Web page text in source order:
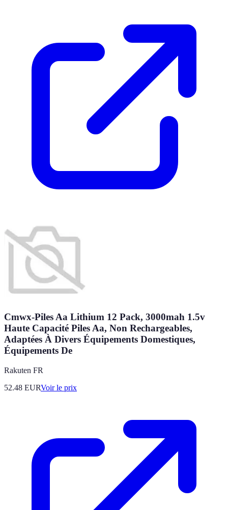
Cmwx-Piles Aa Lithium 12 Pack, 3000mah 1.5v
Haute Capacité Piles Aa, Non Rechargeables,
Adaptées À Divers Équipements Domestiques,
Équipements De
Rakuten FR
52.48 EURVoir le prix